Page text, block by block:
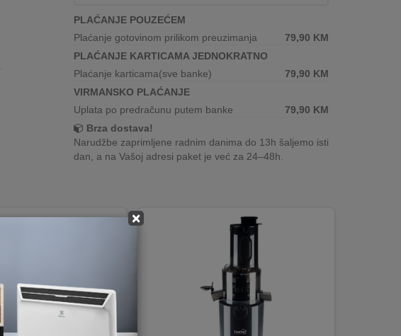
×
PLAĆANJE POUZEĆEM
Plaćanje gotovinom prilikom preuzimanja
79,90 KM
PLAĆANJE KARTICAMA JEDNOKRATNO
Plaćanje karticama(sve banke)
79,90 KM
VIRMANSKO PLAĆANJE
Uplata po predračunu putem banke
79,90 KM
Brza dostava!
Narudžbe zaprimljene radnim danima do 13h šaljemo isti
dan, a na Vašoj adresi paket je već za 24–48h.